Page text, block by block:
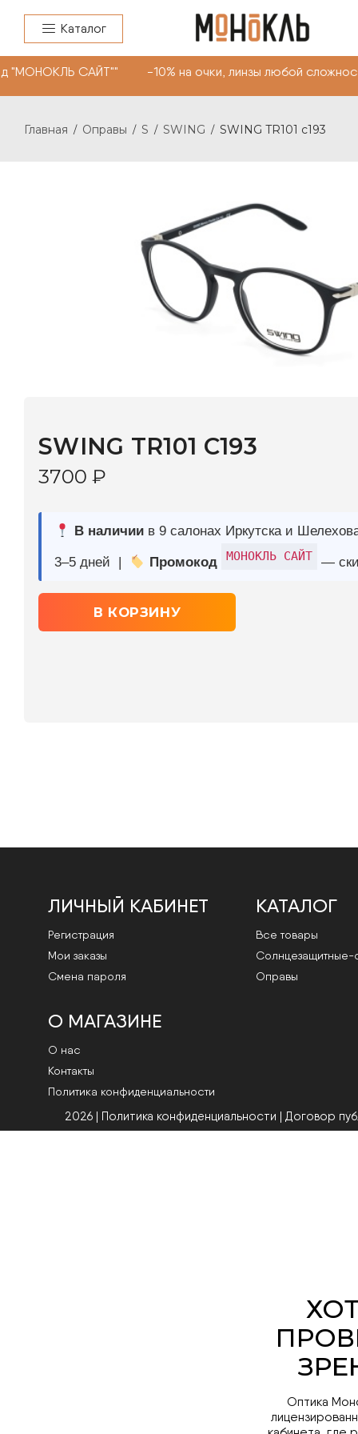
Каталог
САЙТ"" -10% на очки, линзы любой
Главная / Оправы / S / SWING / SWING TR101 c193
В наличиив 9 салонах Иркутска и Шелехова |
3–5 дней |
ЛИЧНЫЙ КАБИНЕТ
Регистрация
Мои заказы
Смена пароля
КАТАЛОГ
Все товары
Cолнцезащитные-
Оправы
О МАГАЗИНЕ
О нас
Контакты
Политика конфиденциальности
2026 | Политика конфиденциальности | Договор
Оптика